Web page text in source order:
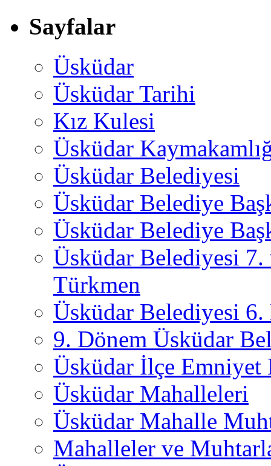
Sayfalar
Üsküdar
Üsküdar Tarihi
Kız Kulesi
Üsküdar
Üsküdar Belediyesi
Üsküdar Belediye
Üsküdar Belediye
Üsküdar Belediyesi
Türkmen
Üsküdar Belediyesi 6.
9. Dönem Üsküdar
Üsküdar İlçe
Üsküdar Mahalleleri
Üsküdar Mahalle
Mahalleler ve